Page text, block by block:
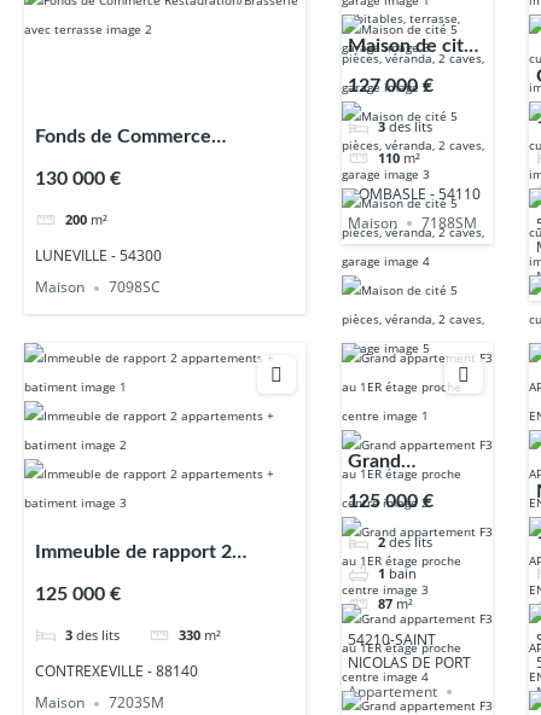
Fonds de Commerce
130 000 €
200 m²
LUNEVILLE - 54300
Maison
7098SC
Maison de cité
5 pièces,
véranda, 2
caves, garage
127 000 €
3 des lits
110 m²
DOMBASLE - 54110
Maison
7188SM
Immeuble de rapport 2
125 000 €
3 des lits 330 m²
CONTREXEVILLE - 88140
Maison
7203SM
Grand
appartement F3
au 1ER étage
proche centre
125 000 €
2 des lits
1 bain
87 m²
54210-SAINT
NICOLAS DE PORT
Appartement